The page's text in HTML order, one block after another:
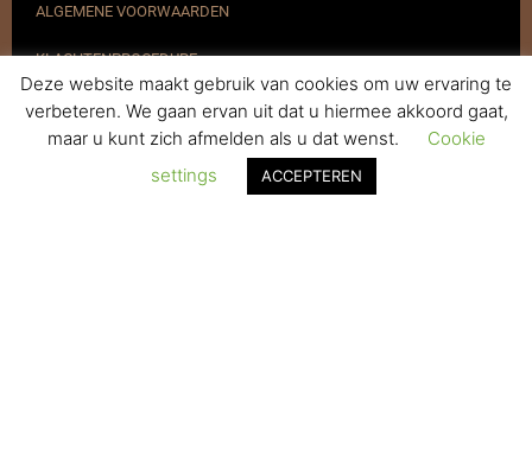
ALGEMENE VOORWAARDEN
KLACHTENPROCEDURE
VERZENDEN & RETOURNEREN
Deze website maakt gebruik van cookies om uw ervaring te
verbeteren. We gaan ervan uit dat u hiermee akkoord gaat,
maar u kunt zich afmelden als u dat wenst.
Cookie
settings
ACCEPTEREN